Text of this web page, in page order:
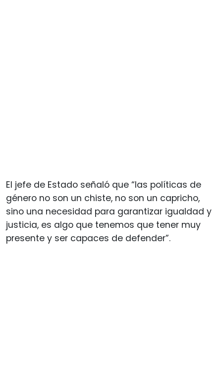
El jefe de Estado señaló que “las políticas de
género no son un chiste, no son un capricho,
sino una necesidad para garantizar igualdad y
justicia, es algo que tenemos que tener muy
presente y ser capaces de defender”.